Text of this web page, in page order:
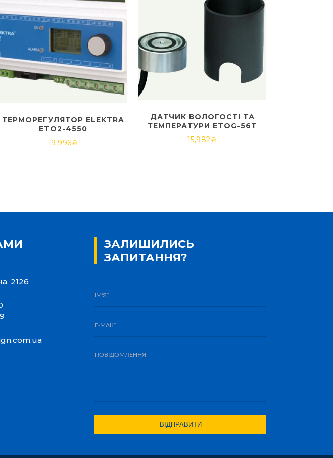
ТЕРМОРЕГУЛЯТОР ELEKTRA
ETO2-4550
19,996₴
ДАТЧИК ВОЛОГОСТІ ТА
ТЕМПЕРАТУРИ ETOG-56T
15,982₴
212б
ЗАЛИШИЛИСЬ
ЗАПИТАННЯ?